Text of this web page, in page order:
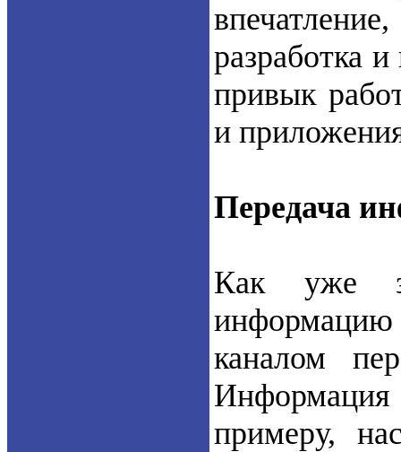
разработка
привык
и
Передача
Как уже
информацию
каналом
Информация
примеру,